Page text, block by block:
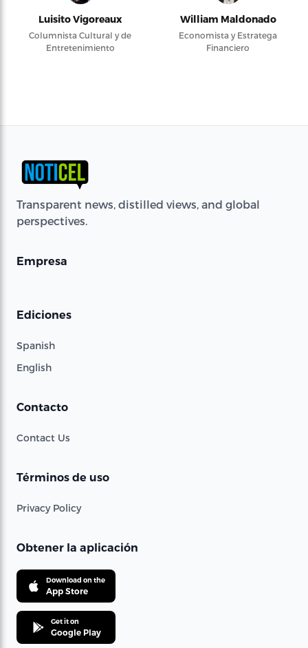
Luisito Vigoreaux
Columnista Cultural y de
Entretenimiento
William Maldonado
Economista y Estratega
Financiero
Transparent news, distilled views, and global
perspectives.
Empresa
Ediciones
Spanish
English
Contacto
Contact Us
Términos de uso
Privacy Policy
Obtener la aplicación
Download on the
App Store
Get it on
Google Play